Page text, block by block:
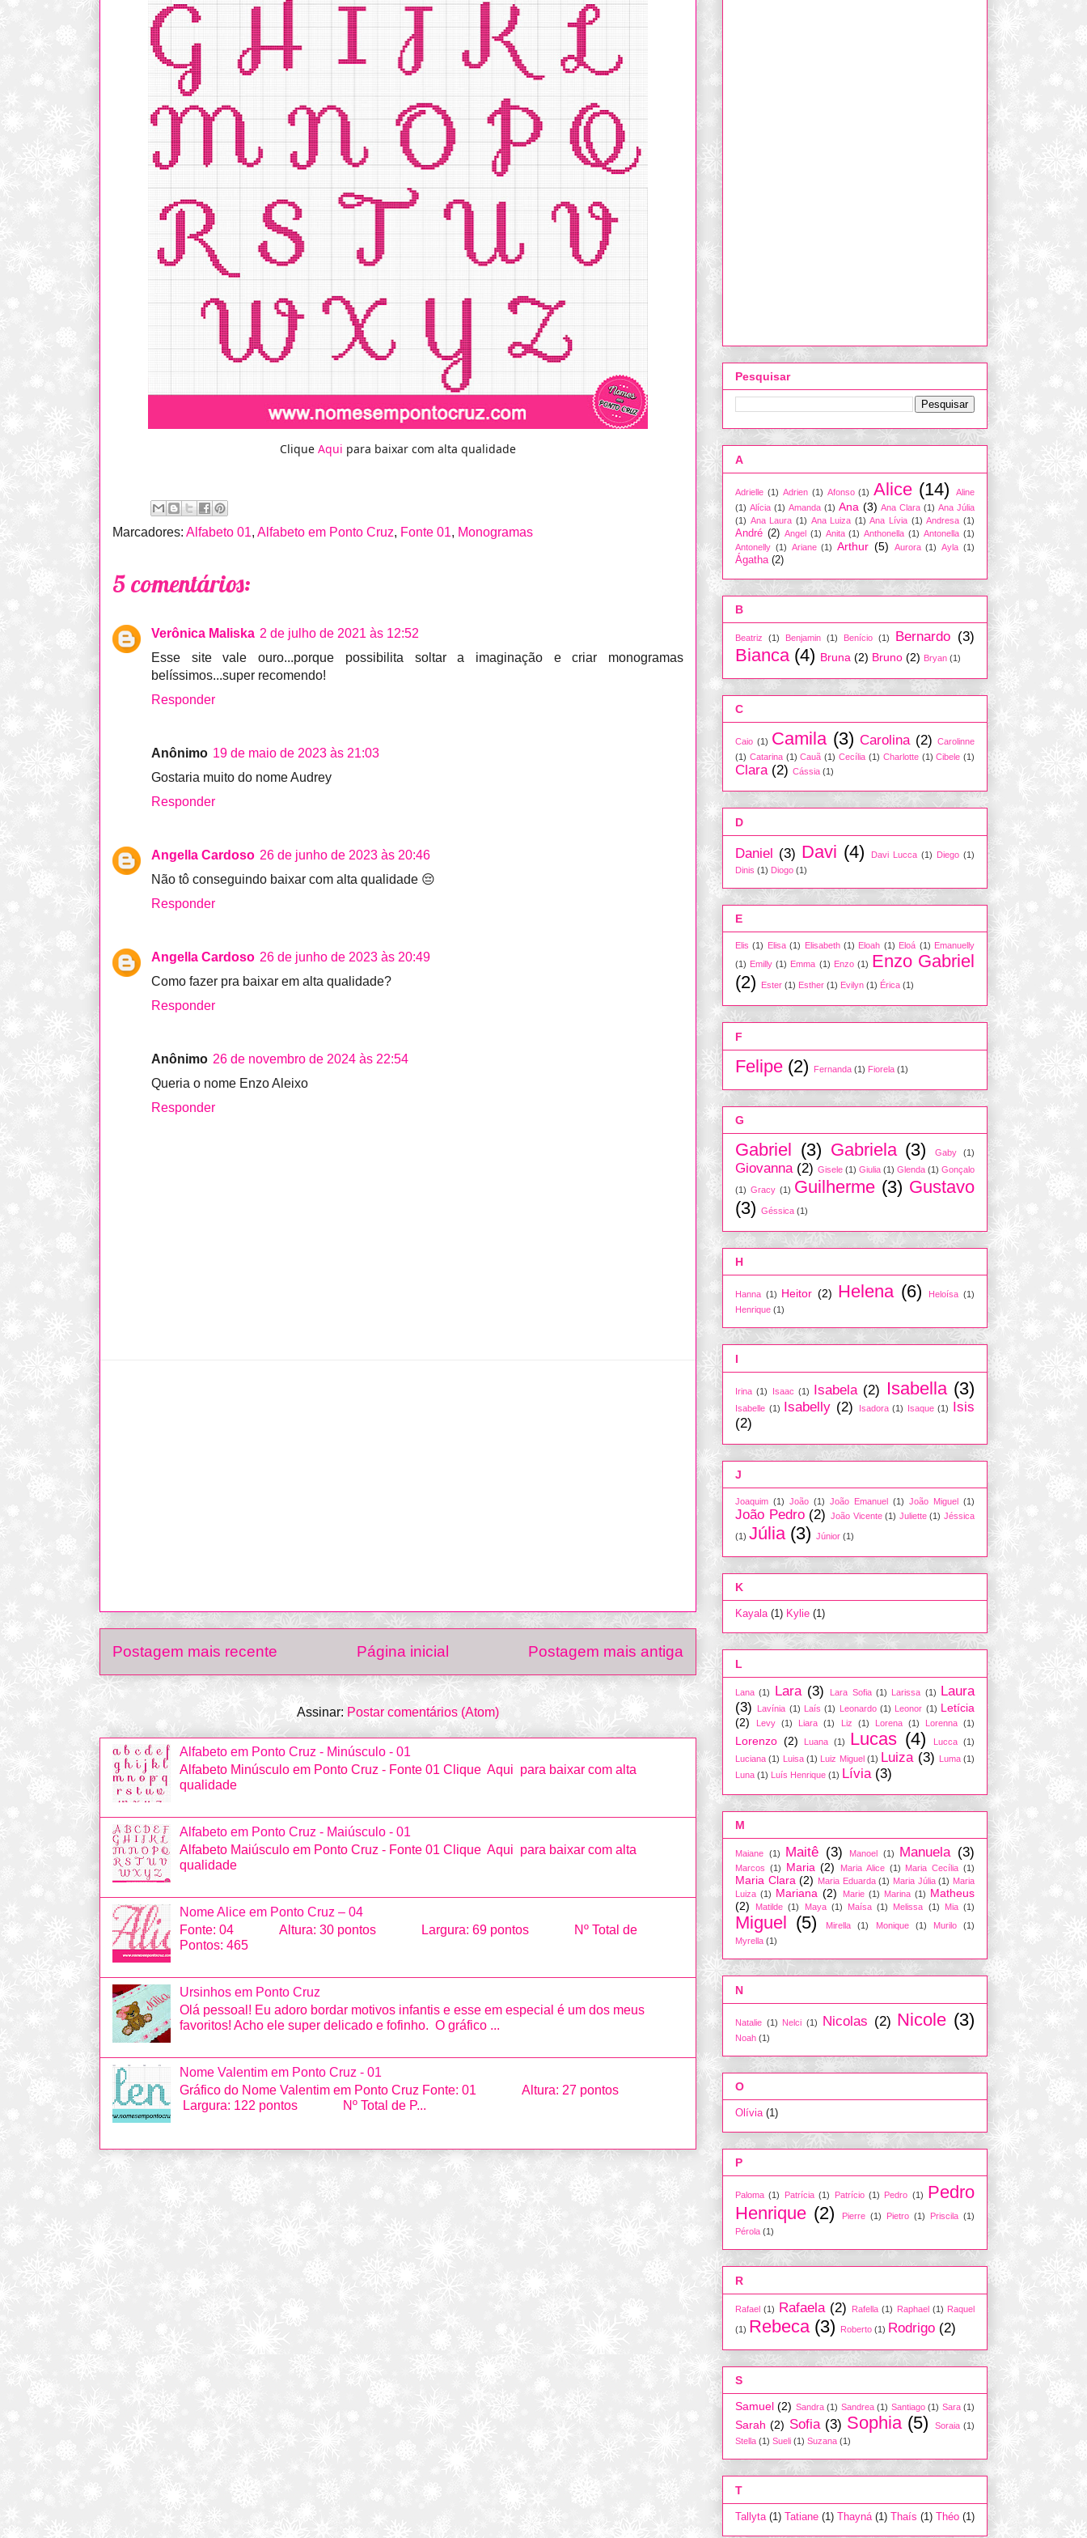
Clique Aqui para baixar com alta qualidade
Marcadores: Alfabeto 01, Alfabeto em Ponto Cruz, Fonte 01, Monogramas
5 comentários:
Verônica Maliska 2 de julho de 2021 às 12:52
Esse site vale ouro...porque possibilita soltar a imaginação e criar monogramas
belíssimos...super recomendo!
Responder
Anônimo 19 de maio de 2023 às 21:03
Gostaria muito do nome Audrey
Responder
Angella Cardoso 26 de junho de 2023 às 20:46
Não tô conseguindo baixar com alta qualidade 😔
Responder
Angella Cardoso 26 de junho de 2023 às 20:49
Como fazer pra baixar em alta qualidade?
Responder
Anônimo 26 de novembro de 2024 às 22:54
Queria o nome Enzo Aleixo
Responder
Postagem mais recente Postagem mais antiga
Página inicial
Assinar: Postar comentários (Atom)
Alfabeto em Ponto Cruz - Minúsculo - 01
Alfabeto Minúsculo em Ponto Cruz - Fonte 01 Clique Aqui para baixar com alta
qualidade
Alfabeto em Ponto Cruz - Maiúsculo - 01
Alfabeto Maiúsculo em Ponto Cruz - Fonte 01 Clique Aqui para baixar com alta
qualidade
Nome Alice em Ponto Cruz – 04
Fonte: 04 Altura: 30 pontos Largura: 69 pontos Nº Total de
Pontos: 465
Ursinhos em Ponto Cruz
Olá pessoal! Eu adoro bordar motivos infantis e esse em especial é um dos meus
favoritos! Acho ele super delicado e fofinho. O gráfico ...
Nome Valentim em Ponto Cruz - 01
Gráfico do Nome Valentim em Ponto Cruz Fonte: 01 Altura: 27 pontos
Largura: 122 pontos Nº Total de P...
Pesquisar
A
Adrielle (1) Adrien (1) Afonso (1) Alice (14)
Aline
(1) Alícia (1) Amanda (1) Ana (3) Ana Clara (1) Ana Júlia
(1) Ana Laura (1) Ana Luiza (1) Ana Lívia (1) Andresa (1)
André (2) Angel (1) Anita (1) Anthonella (1) Antonella (1)
Antonelly (1) Ariane (1) Arthur (5) Aurora (1) Ayla (1)
Ágatha (2)
B
Beatriz (1) Benjamin (1) Benício (1) Bernardo (3)
Bianca (4) Bruna (2) Bruno (2) Bryan (1)
C
Caio (1) Camila (3) Carolina (2) Carolinne
(1) Catarina (1) Cauã (1) Cecília (1) Charlotte (1) Cibele (1)
Clara (2) Cássia (1)
D
Daniel (3) Davi (4) Davi Lucca (1) Diego (1)
Dinis (1) Diogo (1)
E
Elis (1) Elisa (1) Elisabeth (1) Eloah (1) Eloá (1) Emanuelly
(1) Emilly (1) Emma (1) Enzo (1) Enzo Gabriel
(2)
Ester (1) Esther (1) Evilyn (1) Érica (1)
F
Felipe (2) Fernanda (1) Fiorela (1)
G
Gabriel (3) Gabriela (3) Gaby (1)
Giovanna (2) Gisele (1) Giulia (1) Glenda (1) Gonçalo
(1) Gracy (1) Guilherme (3) Gustavo
(3) Géssica (1)
H
Hanna (1) Heitor (2) Helena (6) Heloísa (1)
Henrique (1)
I
Irina (1) Isaac (1) Isabela (2) Isabella (3)
Isabelle (1) Isabelly (2) Isadora (1) Isaque (1) Isis
(2)
J
Joaquim (1) João (1) João Emanuel (1) João Miguel (1)
João Pedro (2) João Vicente (1) Juliette (1) Jéssica
(1) Júlia (3) Júnior (1)
K
Kayala (1) Kylie (1)
L
Lana (1) Lara (3) Lara Sofia (1) Larissa (1) Laura
(3)
Lavínia (1) Laís (1) Leonardo (1) Leonor (1) Letícia
(2)
Levy (1) Liara (1) Liz (1) Lorena (1) Lorenna (1)
Lorenzo (2) Luana (1) Lucas (4) Lucca (1)
Luciana (1) Luisa (1) Luiz Miguel (1) Luiza (3) Luma (1)
Luna (1) Luís Henrique (1) Lívia (3)
M
Maiane (1) Maitê (3) Manoel (1) Manuela (3)
Marcos (1) Maria (2) Maria Alice (1) Maria Cecília (1)
Maria Clara (2) Maria Eduarda (1) Maria Júlia (1) Maria
Luiza (1) Mariana (2) Marie (1) Marina (1) Matheus
(2)
Matilde (1) Maya (1) Maísa (1) Melissa (1) Mia (1)
Miguel (5) Mirella (1) Monique (1) Murilo
(1)
Myrella (1)
N
Natalie (1) Nelci (1) Nicolas (2) Nicole (3)
Noah (1)
O
Olívia (1)
P
Paloma (1) Patrícia (1) Patrício (1) Pedro (1) Pedro
Henrique (2) Pierre (1) Pietro (1) Priscila (1)
Pérola (1)
R
Rafael (1) Rafaela (2) Rafella (1) Raphael (1) Raquel
(1) Rebeca (3) Roberto (1) Rodrigo (2)
S
Samuel (2) Sandra (1) Sandrea (1) Santiago (1) Sara (1)
Sarah (2) Sofia (3) Sophia (5) Soraia (1)
Stella (1) Sueli (1) Suzana (1)
T
Tallyta (1) Tatiane (1) Thayná (1) Thaís (1) Théo (1)